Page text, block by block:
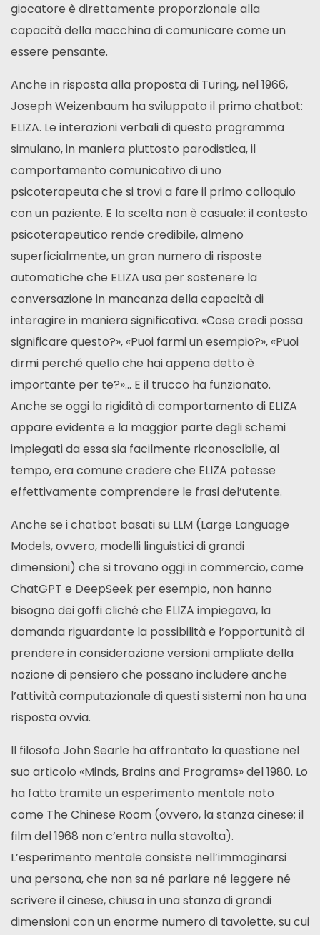
giocatore è direttamente proporzionale alla
capacità della macchina di comunicare come un
essere pensante.
Anche in risposta alla proposta di Turing, nel 1966,
Joseph Weizenbaum ha sviluppato il primo chatbot:
ELIZA. Le interazioni verbali di questo programma
simulano, in maniera piuttosto parodistica, il
comportamento comunicativo di uno
psicoterapeuta che si trovi a fare il primo colloquio
con un paziente. E la scelta non è casuale: il contesto
psicoterapeutico rende credibile, almeno
superficialmente, un gran numero di risposte
automatiche che ELIZA usa per sostenere la
conversazione in mancanza della capacità di
interagire in maniera significativa. «Cose credi possa
significare questo?», «Puoi farmi un esempio?», «Puoi
dirmi perché quello che hai appena detto è
importante per te?»… E il trucco ha funzionato.
Anche se oggi la rigidità di comportamento di ELIZA
appare evidente e la maggior parte degli schemi
impiegati da essa sia facilmente riconoscibile, al
tempo, era comune credere che ELIZA potesse
effettivamente comprendere le frasi del’utente.
Anche se i chatbot basati su LLM (Large Language
Models, ovvero, modelli linguistici di grandi
dimensioni) che si trovano oggi in commercio, come
ChatGPT e DeepSeek per esempio, non hanno
bisogno dei goffi cliché che ELIZA impiegava, la
domanda riguardante la possibilità e l’opportunità di
prendere in considerazione versioni ampliate della
nozione di pensiero che possano includere anche
l’attività computazionale di questi sistemi non ha una
risposta ovvia.
Il filosofo John Searle ha affrontato la questione nel
suo articolo «Minds, Brains and Programs» del 1980. Lo
ha fatto tramite un esperimento mentale noto
come The Chinese Room (ovvero, la stanza cinese; il
film del 1968 non c’entra nulla stavolta).
L’esperimento mentale consiste nell’immaginarsi
una persona, che non sa né parlare né leggere né
scrivere il cinese, chiusa in una stanza di grandi
dimensioni con un enorme numero di tavolette, su cui